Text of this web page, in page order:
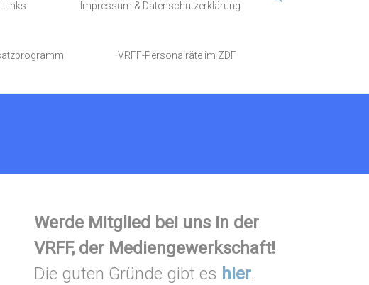
Impressum & Datenschutzerklärung
VRFF-Personalräte im ZDF
Werde Mitglied bei uns in der
VRFF, der Mediengewerkschaft!
Die guten Gründe gibt es hier.